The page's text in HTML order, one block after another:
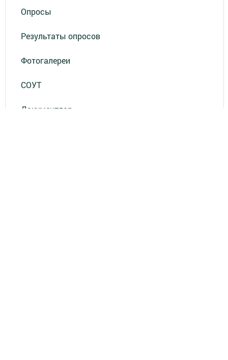
Опросы
Результаты опросов
Фотогалереи
СОУТ
Документлар